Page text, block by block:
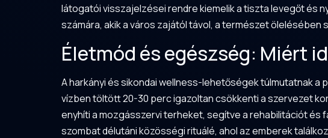
látogatói visszajelzései rendre kiemelik a tiszta levegőt és
számára, akik a város zajától távol, a természet
Életmód és egészség: Miért
A harkányi és sikondai wellness-lehetőségek túlmutatnak
vízben töltött 20-30 perc igazoltan csökkenti a szervezet
enyhíti a mozgásszervi terheket, segítve a rehabilitációt és
szombat délutáni közösségi rituálé, ahol az emberek